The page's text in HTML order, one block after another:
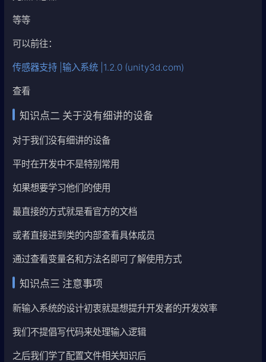
等等
可以前往：
传感器支持 |输入系统 |1.2.0 (unity3d.com)
查看
知识点二 关于没有细讲的设备
对于我们没有细讲的设备
平时在开发中不是特别常用
如果想要学习他们的使用
最直接的方式就是看官方的文档
或者直接进到类的内部查看具体成员
通过查看变量名和方法名即可了解使用方式
知识点三 注意事项
新输入系统的设计初衷就是想提升开发者的开发效率
我们不提倡写代码来处理输入逻辑
之后我们学了配置文件相关知识后